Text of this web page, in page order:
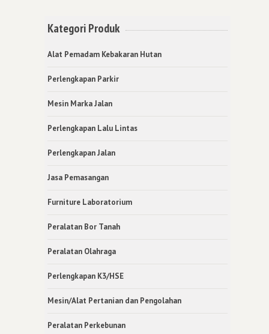
Kategori Produk
Alat Pemadam Kebakaran Hutan
Perlengkapan Parkir
Mesin Marka Jalan
Perlengkapan Lalu Lintas
Perlengkapan Jalan
Jasa Pemasangan
Furniture Laboratorium
Peralatan Bor Tanah
Peralatan Olahraga
Perlengkapan K3/HSE
Mesin/Alat Pertanian dan Pengolahan
Peralatan Perkebunan